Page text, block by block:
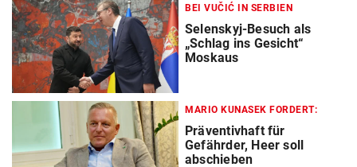
BEI VUČIĆ IN SERBIEN
Selenskyj-Besuch als
„Schlag ins Gesicht“
Moskaus
MARIO KUNASEK FORDERT:
Präventivhaft für
Gefährder, Heer soll
abschieben